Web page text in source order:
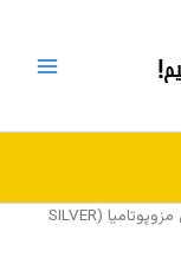
Menu
/ بازی ایرانی مزوپوتامیا (SILVER